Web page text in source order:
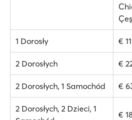
1 Dorosły € 11
2 Dorosłych €
2 Dorosłych, 1 Samochód €
2 Dorosłych, 2 Dzieci, 1
€